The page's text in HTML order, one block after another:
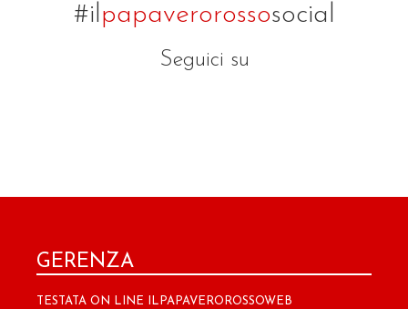
#ilpapaverorossosocial
Seguici su
GERENZA
TESTATA ON LINE ILPAPAVEROROSSOWEB